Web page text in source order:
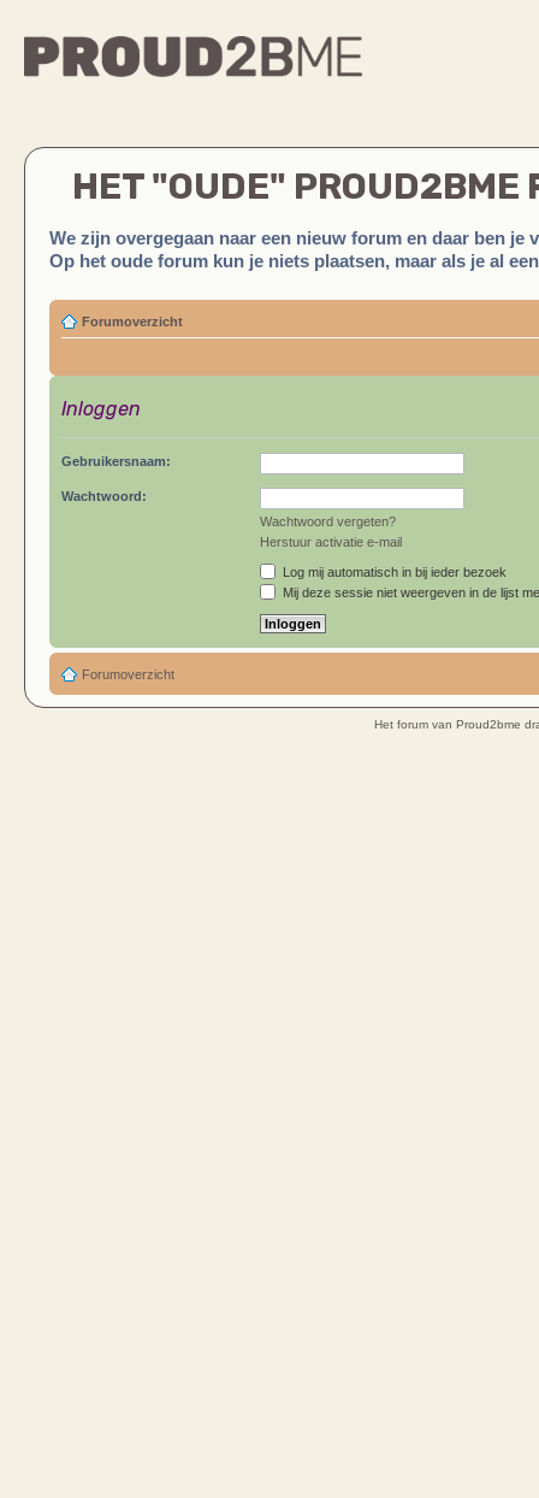
HET "OUDE" PROUD2BME
We zijn overgegaan naar een nieuw forum en daar ben je
Op het oude forum kun je niets plaatsen, maar als je al
Forumoverzicht
Inloggen
Gebruikersnaam:
Wachtwoord:
Wachtwoord vergeten?
Herstuur activatie e-mail
Log mij automatisch in bij ieder bezoek
Mij deze sessie niet weergeven in de lijst
Forumoverzicht
Het forum van Proud2bme